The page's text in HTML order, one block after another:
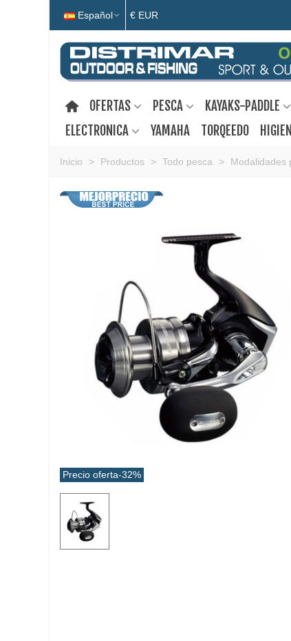
Español € EUR
OFERTAS PESCA KAYAKS-PADDLE
ELECTRONICA
YAMAHA TORQEEDO
Inicio > Productos > Todo pesca > Modalidades
Precio oferta-32%